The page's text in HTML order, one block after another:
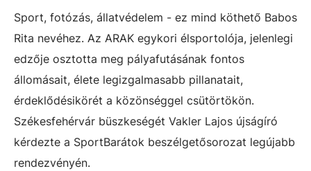
Sport, fotózás, állatvédelem - ez mind köthető Babos
Rita nevéhez. Az ARAK egykori élsportolója, jelenlegi
edzője osztotta meg pályafutásának fontos
állomásait, élete legizgalmasabb pillanatait,
érdeklődésikörét a közönséggel csütörtökön.
Székesfehérvár büszkeségét Vakler Lajos újságíró
kérdezte a SportBarátok beszélgetősorozat legújabb
rendezvényén.